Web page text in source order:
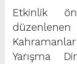
Etkinlik
Yarışma